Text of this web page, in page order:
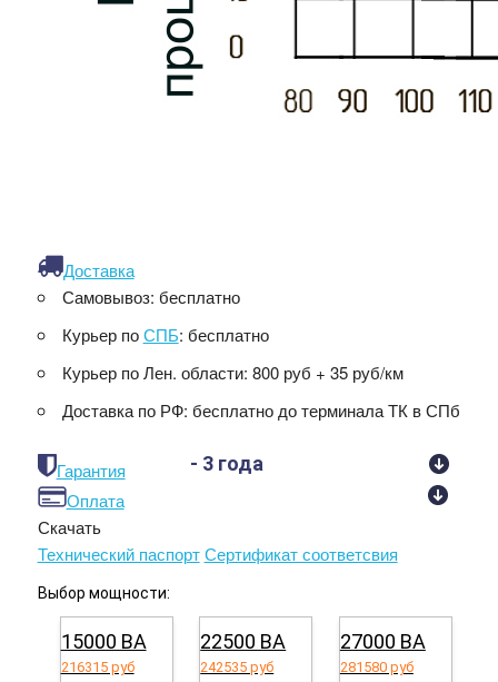
Доставка
Самовывоз: бесплатно
Курьер поСПБ: бесплатно
Курьер по Лен. области: 800 руб + 35 руб/км
Доставка по РФ: бесплатно до терминала ТК в СПб
Гарантия
- 3 года
Оплата
Скачать
Технический паспорт Сертификат соответсвия
Выбор мощности:
15000 ВА
216315 руб
22500 ВА
242535 руб
27000 ВА
281580 руб